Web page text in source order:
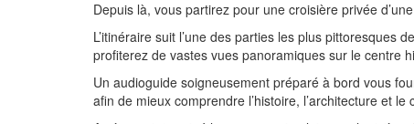
Depuis là, vous partirez pour une croisière privée
L’itinéraire suit l’une des parties les plus pittoresques
profiterez de vastes vues panoramiques sur le centre
Un audioguide soigneusement préparé à bord vous
afin de mieux comprendre l’histoire, l’architecture et le